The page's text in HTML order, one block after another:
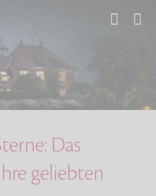
für Ihre…
Das
geliebten